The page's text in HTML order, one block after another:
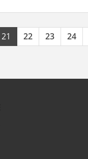
21 22 23 24